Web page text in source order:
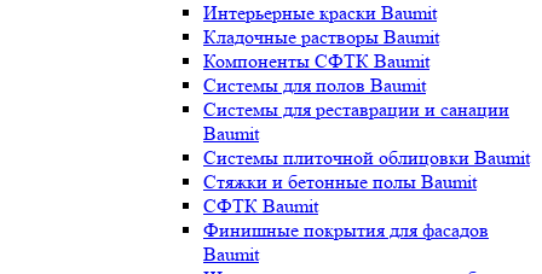
Интерьерные краски Baumit
Кладочные растворы Baumit
Компоненты СФТК Baumit
Системы для полов Baumit
Системы для реставрации и санации
Baumit
Системы плиточной облицовки Baumit
Стяжки и бетонные полы Baumit
СФТК Baumit
Финишные покрытия для фасадов
Baumit